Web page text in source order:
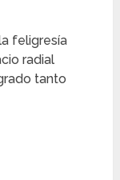
feligresía
radial
tanto